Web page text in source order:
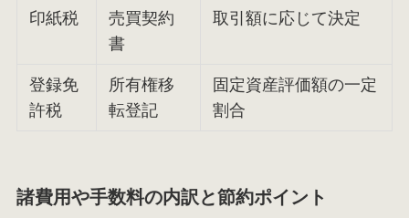
印紙税
売買契約
書
取引額に応じて決定
登録免
許税
所有権移
転登記
固定資産評価額の一定
割合
諸費用や手数料の内訳と節約ポイント